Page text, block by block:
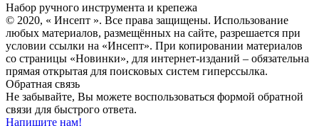
Набор ручного инструмента и крепежа
© 2020, « Инсепт ». Все права защищены. Использование
любых материалов, размещённых на сайте, разрешается при
условии ссылки на «Инсепт». При копировании материалов
со страницы «Новинки», для интернет-изданий – обязательна
прямая открытая для поисковых систем гиперссылка.
Обратная связь
Не забывайте, Вы можете воспользоваться формой обратной
связи для быстрого ответа.
Напишите нам!